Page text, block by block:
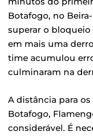
Botafogo, no
superar o
em mais uma
time acumulou
culminaram na
A distância para
Botafogo,
considerável. É